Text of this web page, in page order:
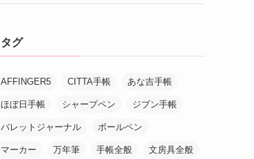
タグ
AFFINGER5 CITTA手帳 あな吉手帳
ほぼ日手帳 シャープペン ジブン手帳
バレットジャーナル ボールペン
マーカー 万年筆 手帳全般 文房具全般